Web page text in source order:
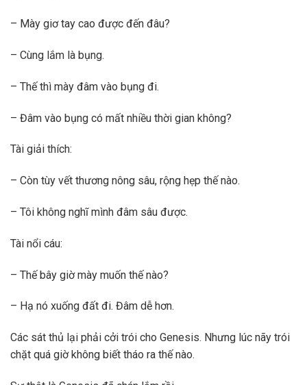
– Mày giơ tay cao được đến đâu?
– Cùng lắm là bụng.
– Thế thì mày đâm vào bụng đi.
– Đâm vào bụng có mất nhiều thời gian không?
Tài giải thích:
– Còn tùy vết thương nông sâu, rộng hẹp thế nào.
– Tôi không nghĩ mình đâm sâu được.
Tài nổi cáu:
– Thế bây giờ mày muốn thế nào?
– Hạ nó xuống đất đi. Đâm dễ hơn.
Các sát thủ lại phải cởi trói cho Genesis. Nhưng lúc nãy trói
chặt quá giờ không biết tháo ra thế nào.